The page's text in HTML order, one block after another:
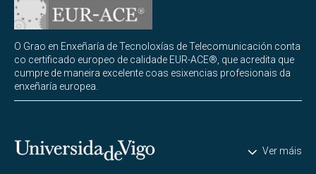
O Grao en Enxeñaría de Tecnoloxías de Telecomunicación conta
co certificado europeo de calidade EUR-ACE®, que acredita que
cumpre de maneira excelente coas esixencias profesionais da
enxeñaría europea.
Universidade de Vigo Ver máis